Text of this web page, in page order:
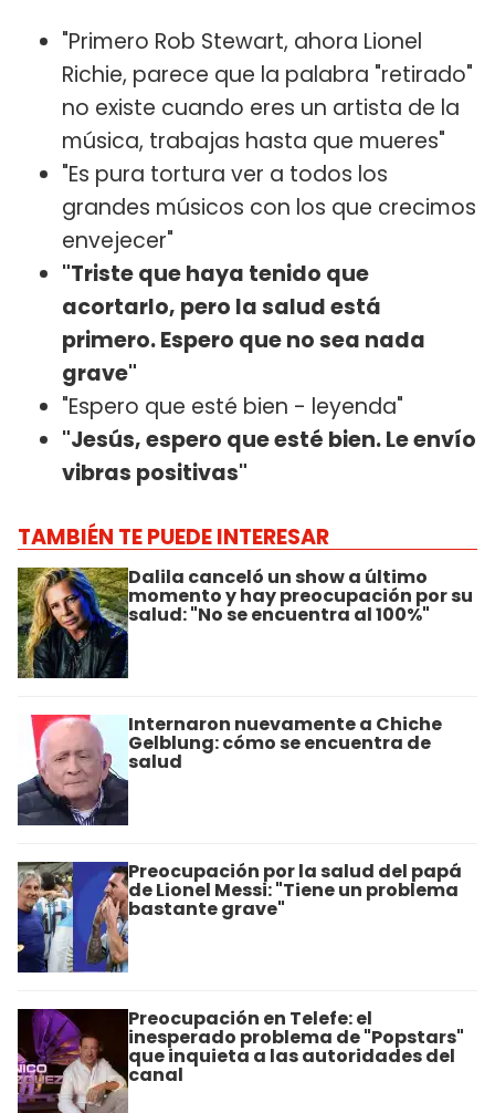
"Primero Rob Stewart, ahora Lionel
Richie, parece que la palabra "retirado"
no existe cuando eres un artista de la
música, trabajas hasta que mueres"
"Es pura tortura ver a todos los
grandes músicos con los que crecimos
envejecer"
"Triste que haya tenido que
acortarlo, pero la salud está
primero. Espero que no sea nada
grave"
"Espero que esté bien - leyenda"
"Jesús, espero que esté bien. Le envío
vibras positivas"
TAMBIÉN TE PUEDE INTERESAR
Dalila canceló un show a último
momento y hay preocupación por su
salud: "No se encuentra al 100%"
Internaron nuevamente a Chiche
Gelblung: cómo se encuentra de
salud
Preocupación por la salud del papá
de Lionel Messi: "Tiene un problema
bastante grave"
Preocupación en Telefe: el
inesperado problema de "Popstars"
que inquieta a las autoridades del
canal